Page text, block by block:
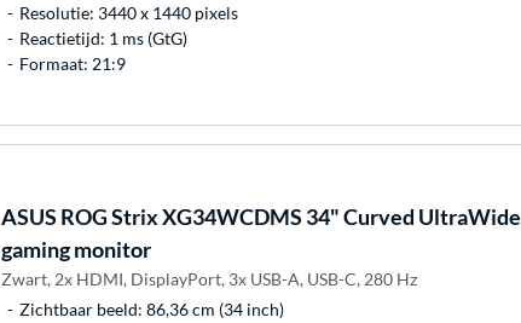
Resolutie: 3440 x 1440 pixels
Reactietijd: 1 ms (GtG)
Formaat: 21:9
ASUS ROG Strix XG34WCDMS 34" Curved UltraWide
gaming monitor
Zwart, 2x HDMI, DisplayPort, 3x USB-A, USB-C, 280 Hz
Zichtbaar beeld: 86,36 cm (34 inch)